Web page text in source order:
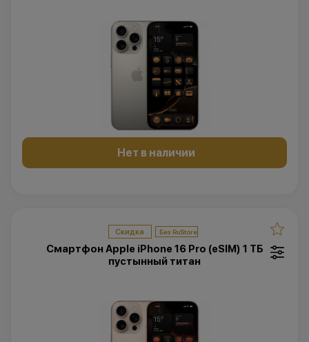
Нет в наличии
Скидка
Смартфон Apple iPhone 16 Pro (eSIM) 1 ТБ
пустынный титан